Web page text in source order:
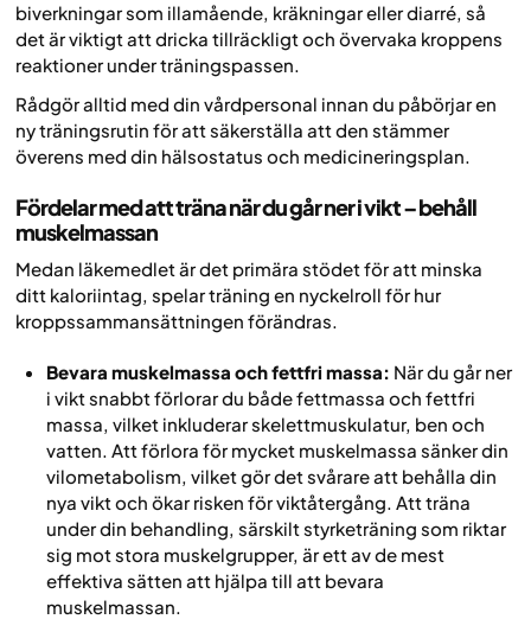
biverkningar som illamående, kräkningar eller diarré, så
det är viktigt att dricka tillräckligt och övervaka kroppens
reaktioner under träningspassen.
Rådgör alltid med din vårdpersonal innan du påbörjar en
ny träningsrutin för att säkerställa att den stämmer
överens med din hälsostatus och medicineringsplan.
Fördelar med att träna när du går ner i vikt – behåll
muskelmassan
Medan läkemedlet är det primära stödet för att minska
ditt kaloriintag, spelar träning en nyckelroll för hur
kroppssammansättningen förändras.
Bevara muskelmassa och fettfri massa: När du går ner
i vikt snabbt förlorar du både fettmassa och fettfri
massa, vilket inkluderar skelettmuskulatur, ben och
vatten. Att förlora för mycket muskelmassa sänker din
vilometabolism, vilket gör det svårare att behålla din
nya vikt och ökar risken för viktåtergång. Att träna
under din behandling, särskilt styrketräning som riktar
sig mot stora muskelgrupper, är ett av de mest
effektiva sätten att hjälpa till att bevara
muskelmassan.